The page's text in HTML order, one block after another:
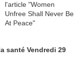
santé Vendredi 29